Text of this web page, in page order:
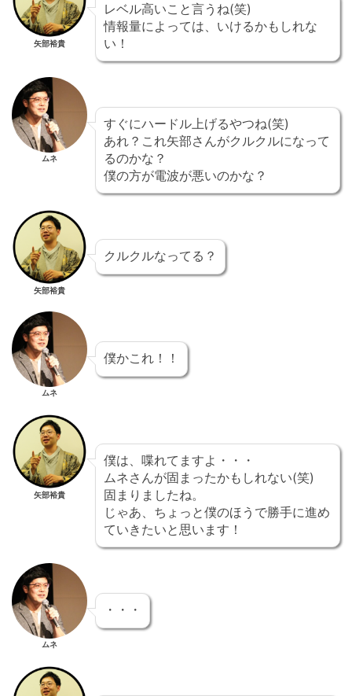
矢部裕貴
レベル高いこと言うね(笑)
情報量によっては、いけるかもしれな
い！
ムネ
すぐにハードル上げるやつね(笑)
あれ？これ矢部さんがクルクルになって
るのかな？
僕の方が電波が悪いのかな？
矢部裕貴
クルクルなってる？
ムネ
僕かこれ！！
矢部裕貴
僕は、喋れてますよ・・・
ムネさんが固まったかもしれない(笑)
固まりましたね。
じゃあ、ちょっと僕のほうで勝手に進め
ていきたいと思います！
ムネ
・・・